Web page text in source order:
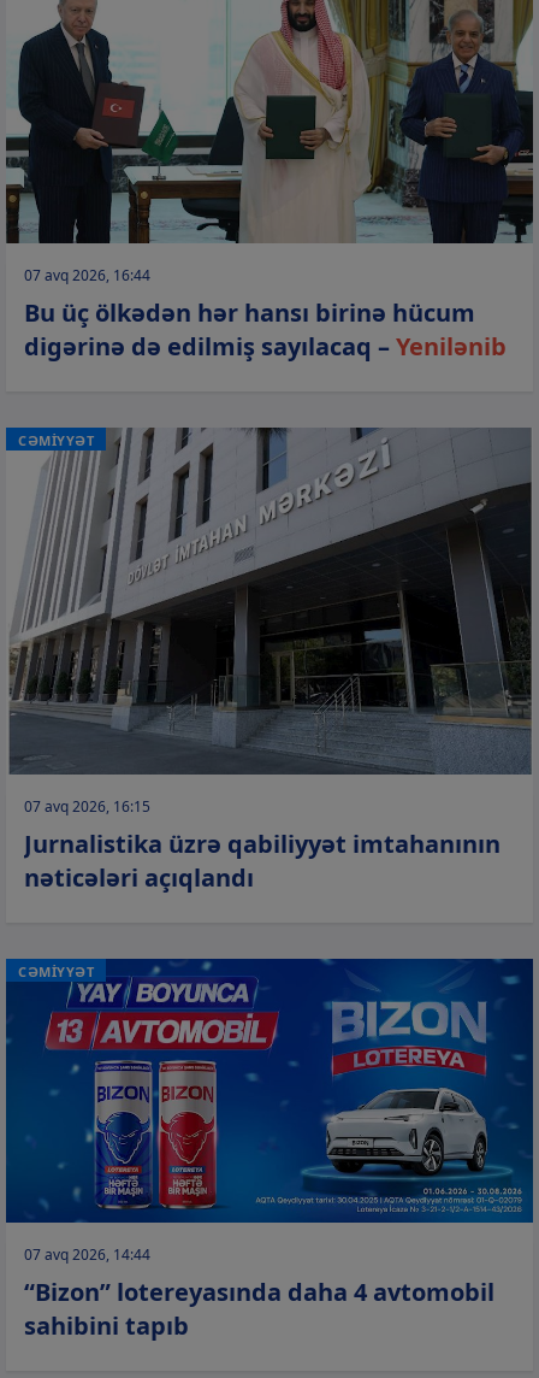
07 avq 2026, 16:44
Bu üç ölkədən hər hansı birinə hücum
digərinə də edilmiş sayılacaq –Yenilənib
CƏMİYYƏT
07 avq 2026, 16:15
Jurnalistika üzrə qabiliyyət imtahanının
nəticələri açıqlandı
CƏMİYYƏT
07 avq 2026, 14:44
“Bizon” lotereyasında daha 4 avtomobil
sahibini tapıb